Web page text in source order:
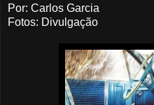
Por: Carlos Garcia
Fotos: Divulgação